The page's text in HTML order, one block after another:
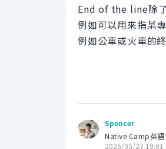
End of the line除
例如可以用來指某
例如公車或火車的
Spencer
Native Camp英語
2025/05/27 19:01